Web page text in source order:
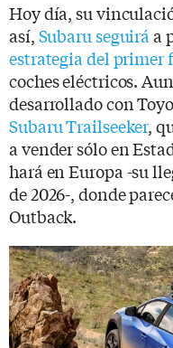
Hoy día, su
así,Subaru seguirá a
estrategia del
coches eléctricos.
desarrollado con
Subaru Trailseeker,
a vender sólo en
hará en Europa -su
de 2026-, donde
Outback.